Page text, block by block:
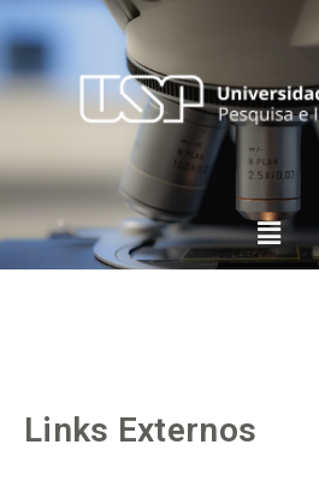
Links Externos